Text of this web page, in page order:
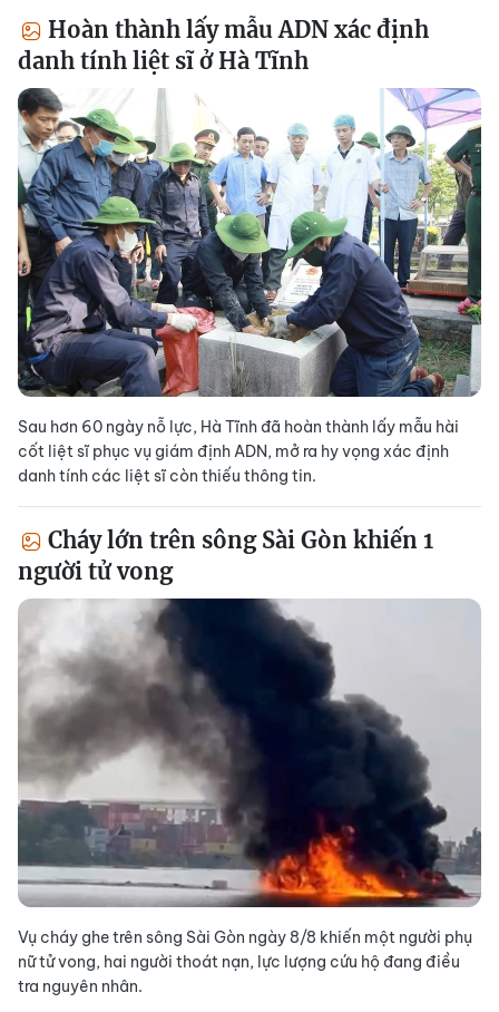
Hoàn thành lấy mẫu ADN xác định
danh tính liệt sĩ ở Hà Tĩnh
Sau hơn 60 ngày nỗ lực, Hà Tĩnh đã hoàn thành lấy mẫu hài
cốt liệt sĩ phục vụ giám định ADN, mở ra hy vọng xác định
danh tính các liệt sĩ còn thiếu thông tin.
Cháy lớn trên sông Sài Gòn khiến 1
người tử vong
Vụ cháy ghe trên sông Sài Gòn ngày 8/8 khiến một người phụ
nữ tử vong, hai người thoát nạn, lực lượng cứu hộ đang điều
tra nguyên nhân.